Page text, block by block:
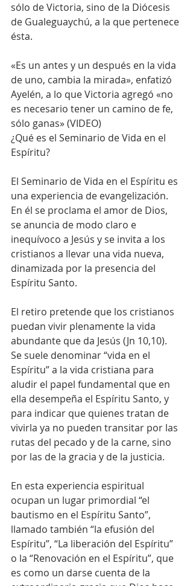
sólo de Victoria, sino de la Diócesis
de Gualeguaychú, a la que pertenece
ésta.
«Es un antes y un después en la vida
de uno, cambia la mirada», enfatizó
Ayelén, a lo que Victoria agregó «no
es necesario tener un camino de fe,
sólo ganas» (VIDEO)
¿Qué es el Seminario de Vida en el
Espíritu?
El Seminario de Vida en el Espíritu es
una experiencia de evangelización.
En él se proclama el amor de Dios,
se anuncia de modo claro e
inequívoco a Jesús y se invita a los
cristianos a llevar una vida nueva,
dinamizada por la presencia del
Espíritu Santo.
El retiro pretende que los cristianos
puedan vivir plenamente la vida
abundante que da Jesús (Jn 10,10).
Se suele denominar “vida en el
Espíritu” a la vida cristiana para
aludir el papel fundamental que en
ella desempeña el Espíritu Santo, y
para indicar que quienes tratan de
vivirla ya no pueden transitar por las
rutas del pecado y de la carne, sino
por las de la gracia y de la justicia.
En esta experiencia espiritual
ocupan un lugar primordial “el
bautismo en el Espíritu Santo”,
llamado también “la efusión del
Espíritu”, “La liberación del Espíritu”
o la “Renovación en el Espíritu”, que
es como un darse cuenta de la